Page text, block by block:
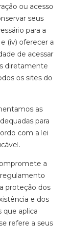
ou acesso
seus
para a
(iv) oferecer a
de acessar
diretamente
os sites do
as
para
com a lei
a
proteção dos
e dos
aplica
refere a seus